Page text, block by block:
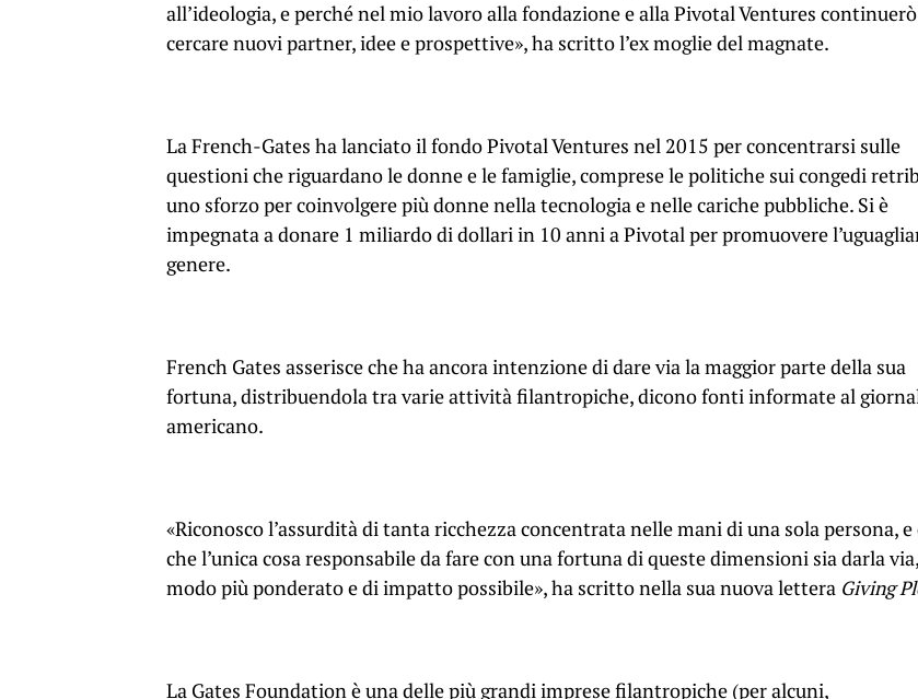
all’ideologia, e perché nel mio lavoro alla fondazione e alla Pivotal Ventures
cercare nuovi partner, idee e prospettive», ha scritto l’ex moglie del magnate.
La French-Gates ha lanciato il fondo Pivotal Ventures nel 2015 per concentrarsi sulle
questioni che riguardano le donne e le famiglie, comprese le politiche sui congedi
uno sforzo per coinvolgere più donne nella tecnologia e nelle cariche pubbliche. Si è
impegnata a donare 1 miliardo di dollari in 10 anni a Pivotal per promuovere
genere.
French Gates asserisce che ha ancora intenzione di dare via la maggior parte della sua
fortuna, distribuendola tra varie attività filantropiche, dicono fonti informate al
americano.
«Riconosco l’assurdità di tanta ricchezza concentrata nelle mani di una sola persona, e
che l’unica cosa responsabile da fare con una fortuna di queste dimensioni sia darla
modo più ponderato e di impatto possibile», ha scritto nella sua nuova lettera Giving
La Gates Foundation è una delle più grandi imprese filantropiche (per alcuni,